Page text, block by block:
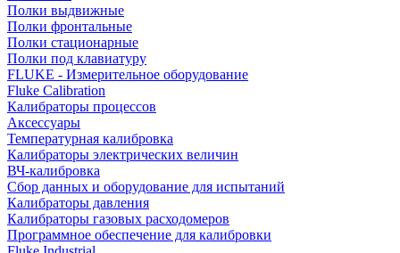
Полки выдвижные
Полки фронтальные
Полки стационарные
Полки под клавиатуру
FLUKE - Измерительное оборудование
Fluke Calibration
Калибраторы процессов
Аксессуары
Температурная калибровка
Калибраторы электрических величин
ВЧ-калибровка
Сбор данных и оборудование для испытаний
Калибраторы давления
Калибраторы газовых расходомеров
Программное обеспечение для калибровки